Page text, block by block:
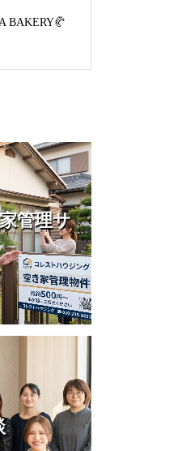
BAKERY🥐
管理サ